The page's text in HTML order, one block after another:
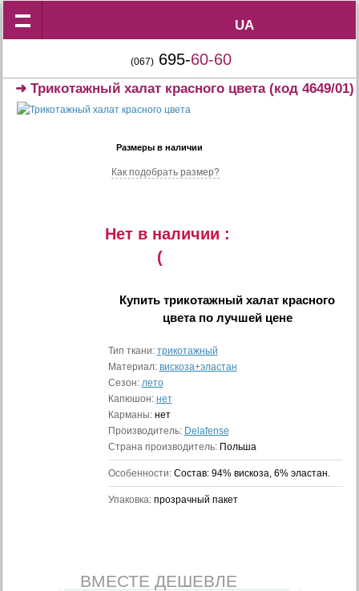
UA
UA
(067) 695-60-60
➜Трикотажный халат красного цвета(код 4649/01)
Размеры в наличии
Как подобрать размер?
Нет в наличии :
(
Купитьтрикотажный халат красного
цветапо лучшей цене
Тип ткани: трикотажный
Материал: вискоза+эластан
Сезон: лето
Капюшон: нет
Карманы: нет
Производитель: Delafense
Страна производитель: Польша
Особенности: Состав: 94% вискоза, 6% эластан.
Упаковка: прозрачный пакет
ВМЕСТЕ ДЕШЕВЛЕ